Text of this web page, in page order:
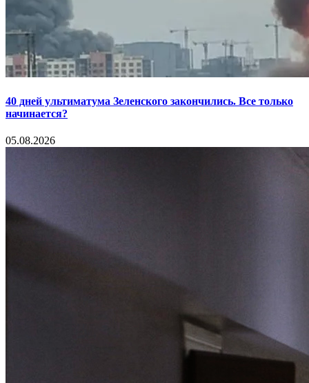
40 дней ультиматума Зеленского закончились. Все только
начинается?
05.08.2026